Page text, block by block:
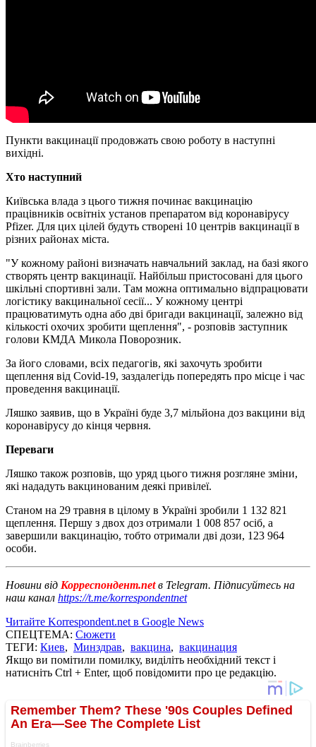
Пункти вакцинації продовжать свою роботу в наступні
вихідні.
Хто наступний
Київська влада з цього тижня починає вакцинацію
працівників освітніх установ препаратом від коронавірусу
Pfizer. Для цих цілей будуть створені 10 центрів вакцинації в
різних районах міста.
"У кожному районі визначать навчальний заклад, на базі якого
створять центр вакцинації. Найбільш пристосовані для цього
шкільні спортивні зали. Там можна оптимально відпрацювати
логістику вакцинальної сесії... У кожному центрі
працюватимуть одна або дві бригади вакцинації, залежно від
кількості охочих зробити щеплення", - розповів заступник
голови КМДА Микола Поворозник.
За його словами, всіх педагогів, які захочуть зробити
щеплення від Covid-19, заздалегідь попередять про місце і час
проведення вакцинації.
Ляшко заявив, що в Україні буде 3,7 мільйона доз вакцини від
коронавірусу до кінця червня.
Переваги
Ляшко також розповів, що уряд цього тижня розгляне зміни,
які нададуть вакцинованим деякі привілеї.
Станом на 29 травня в цілому в Україні зробили 1 132 821
щеплення. Першу з двох доз отримали 1 008 857 осіб, а
завершили вакцинацію, тобто отримали дві дози, 123 964
особи.
Новини від Корреспондент.netв Telegram. Підписуйтесь на
наш канал https://t.me/korrespondentnet
Читайте Korrespondent.net в Google News
СПЕЦТЕМА: Сюжети
ТЕГИ: Киев, Минздрав, вакцина, вакцинация
Якщо ви помітили помилку, виділіть необхідний текст і
натисніть Ctrl + Enter, щоб повідомити про це редакцію.